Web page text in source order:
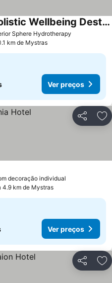
Sphere Hydrotherapy
Euphoria Retreat - A Holistic Wellbeing Destination Spa
km de Mystras
Ver preços
Partilhar
decoração individual
4.9 km de Mystras
Ver preços
Partilhar